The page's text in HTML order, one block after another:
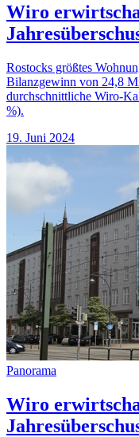
Wiro
Rostocks größtes
Bilanzgewinn von 24,8
durchschnittliche Wiro-
%).
19. Juni 2024
Panorama
Wiro